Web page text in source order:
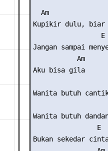
  Am
Kupikir dulu,
                 E
Jangan sampai
           Am
Aku bisa gila
Wanita butuh
Wanita butuh
                E
Bukan sekedar